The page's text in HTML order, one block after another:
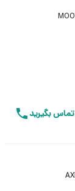
تماس بگیرید